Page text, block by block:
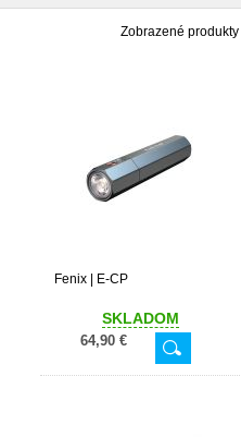
Zobrazené produkty
Fenix | E-CP
SKLADOM
64,90 €